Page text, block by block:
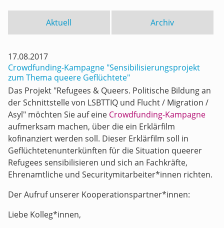
Aktuell Archiv
17.08.2017
Crowdfunding-Kampagne "Sensibilisierungsprojekt
zum Thema queere Geflüchtete"
Das Projekt "Refugees & Queers. Politische Bildung an
der Schnittstelle von LSBTTIQ und Flucht / Migration /
Asyl" möchten Sie auf eine Crowdfunding-Kampagne
aufmerksam machen, über die ein Erklärfilm
kofinanziert werden soll. Dieser Erklärfilm soll in
Geflüchtetenunterkünften für die Situation queerer
Refugees sensibilisieren und sich an Fachkräfte,
Ehrenamtliche und Securitymitarbeiter*innen richten.
Der Aufruf unserer Kooperationspartner*innen:
Liebe Kolleg*innen,